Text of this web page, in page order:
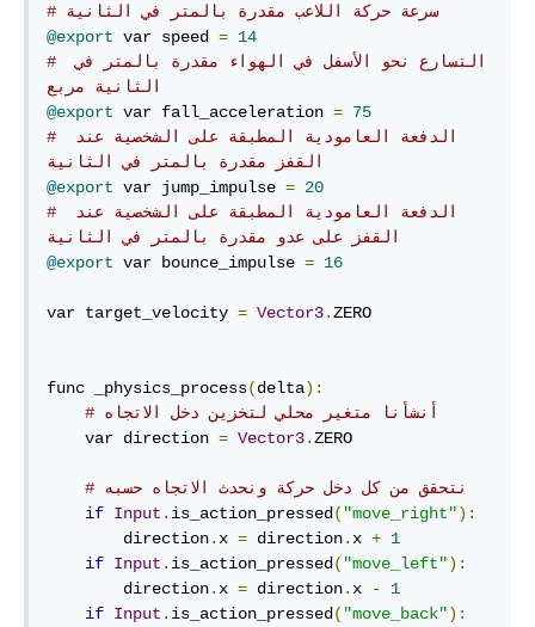
# سرعة حركة اللاعب مقدرة بالمتر في الثانية
@export var speed = 14
# التسارع نحو الأسفل في الهواء مقدرة بالمتر في
@export var fall_acceleration = 75
# الدفعة العامودية المطبقة على الشخصية عند
القفز مقدرة بالمتر في الثانية
@export var jump_impulse = 20
# الدفعة العامودية المطبقة على الشخصية عند
القفز على عدو مقدرة بالمتر في الثانية
@export var bounce_impulse = 16
var target_velocity = Vector3.ZERO
func _physics_process(delta):
# أنشأنا متغير محلي لتخزين دخل الاتجاه
    var direction
= Vector3.ZERO
# نتحقق من كل دخل حركة ونحدث الاتجاه حسبه
if Input . is_action_pressed( "move_right"):
        direction
. x = direction. x + 1
if Input . is_action_pressed( "move_left"):
        direction
. x = direction. x -
1
if Input . is_action_pressed( "move_back"):